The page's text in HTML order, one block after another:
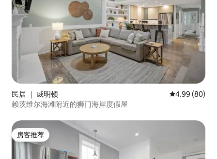
民居 ｜ 威明顿 平均评分 4.99
4.99 (80)
赖茨维尔海滩附近的狮门海岸度假屋
房客推荐
房客推荐